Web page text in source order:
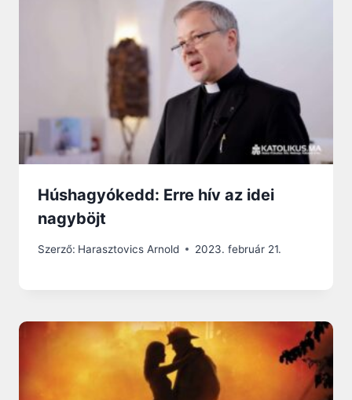
Húshagyókedd: Erre hív az idei
nagyböjt
Szerző: Harasztovics Arnold 2023. február 21.